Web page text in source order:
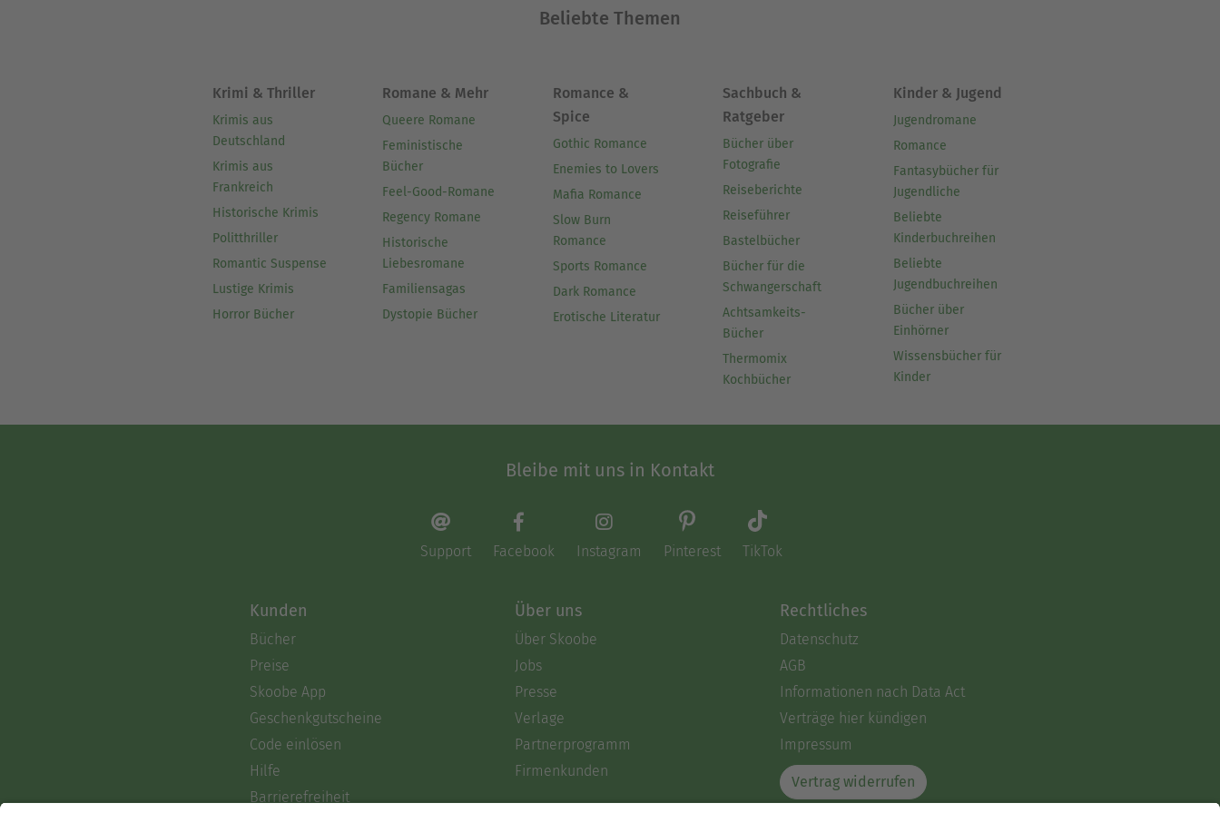
Beliebte Themen
Krimi & Thriller
Krimis aus
Deutschland
Krimis aus
Frankreich
Historische Krimis
Politthriller
Romantic Suspense
Lustige Krimis
Horror Bücher
Romane & Mehr
Queere Romane
Feministische
Bücher
Feel-Good-Romane
Regency Romane
Historische
Liebesromane
Familiensagas
Dystopie Bücher
Romance &
Spice
Gothic Romance
Enemies to Lovers
Mafia Romance
Slow Burn
Romance
Sports Romance
Dark Romance
Erotische Literatur
Sachbuch &
Ratgeber
Bücher über
Fotografie
Reiseberichte
Reiseführer
Bastelbücher
Bücher für die
Schwangerschaft
Achtsamkeits-
Bücher
Thermomix
Kochbücher
Kinder & Jugend
Jugendromane
Romance
Fantasybücher für
Jugendliche
Beliebte
Kinderbuchreihen
Beliebte
Jugendbuchreihen
Bücher über
Einhörner
Wissensbücher für
Kinder
Bleibe mit uns in Kontakt
Support Facebook Instagram Pinterest TikTok
Kunden
Bücher
Preise
Skoobe App
Geschenkgutscheine
Code einlösen
Hilfe
Barrierefreiheit
Über uns
Über Skoobe
Jobs
Presse
Verlage
Partnerprogramm
Firmenkunden
Rechtliches
Datenschutz
AGB
Informationen nach Data Act
Verträge hier kündigen
Impressum
Vertrag widerrufen